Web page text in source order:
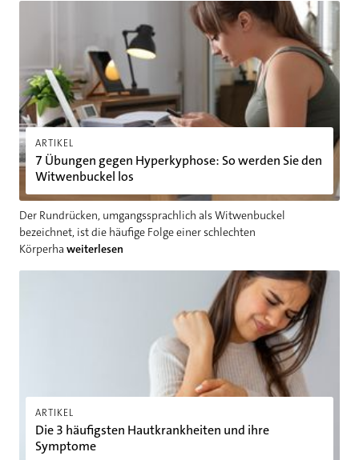
ARTIKEL
7 Übungen gegen Hyperkyphose: So werden Sie den
Witwenbuckel los
Der Rundrücken, umgangssprachlich als Witwenbuckel
bezeichnet, ist die häufige Folge einer schlechten
Körperha weiterlesen
7 Übungen gegen Hyperkyphose: So werden Sie den
ARTIKEL
Die 3 häufigsten Hautkrankheiten und ihre
Symptome
Die 3 häufigsten Hautkrankheiten und ihre Symptome